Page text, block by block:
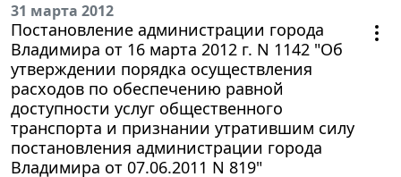
31 марта 2012
Постановление администрации города
Владимира от 16 марта 2012 г. N 1142 "Об
утверждении порядка осуществления
расходов по обеспечению равной
доступности услуг общественного
транспорта и признании утратившим силу
постановления администрации города
Владимира от 07.06.2011 N 819"